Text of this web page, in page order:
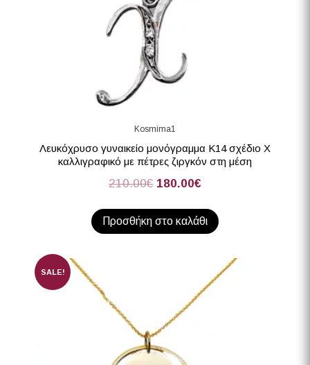
Kosmima1
Λευκόχρυσο γυναικείο μονόγραμμα Κ14 σχέδιο Χ
καλλιγραφικό με πέτρες ζιργκόν στη μέση
210.00€ 180.00€
Προσθήκη στο καλάθι
SALE!